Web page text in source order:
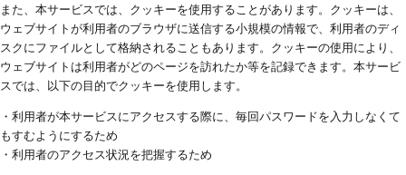
また、本サービスでは、クッキーを使用することがあります。クッキーは、
ウェブサイトが利用者のブラウザに送信する小規模の情報で、利用者のディ
スクにファイルとして格納されることもあります。クッキーの使用により、
ウェブサイトは利用者がどのページを訪れたか等を記録できます。本サービ
スでは、以下の目的でクッキーを使用します。
・利用者が本サービスにアクセスする際に、毎回パスワードを入力しなくて
もすむようにするため
・利用者のアクセス状況を把握するため